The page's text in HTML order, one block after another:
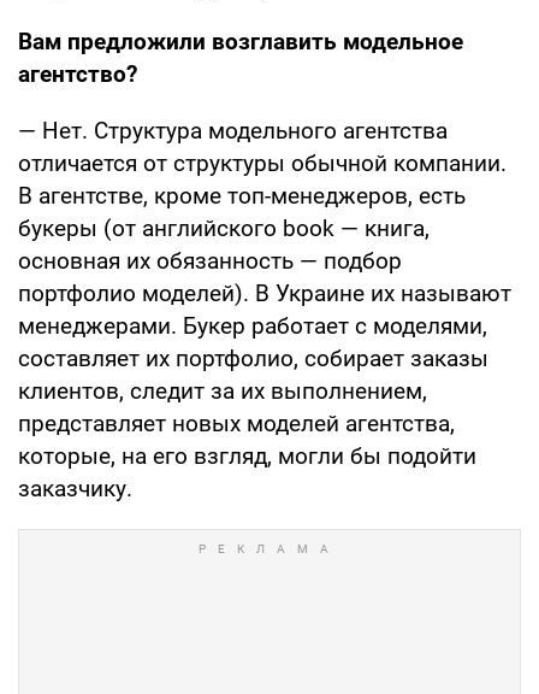
Вам предложили возглавить модельное
агентство?
— Нет. Структура модельного агентства
отличается от структуры обычной компании.
В агентстве, кроме топ-менеджеров, есть
букеры (от английского book — книга,
основная их обязанность — подбор
портфолио моделей). В Украине их называют
менеджерами. Букер работает с моделями,
составляет их портфолио, собирает заказы
клиентов, следит за их выполнением,
представляет новых моделей агентства,
которые, на его взгляд, могли бы подойти
заказчику.